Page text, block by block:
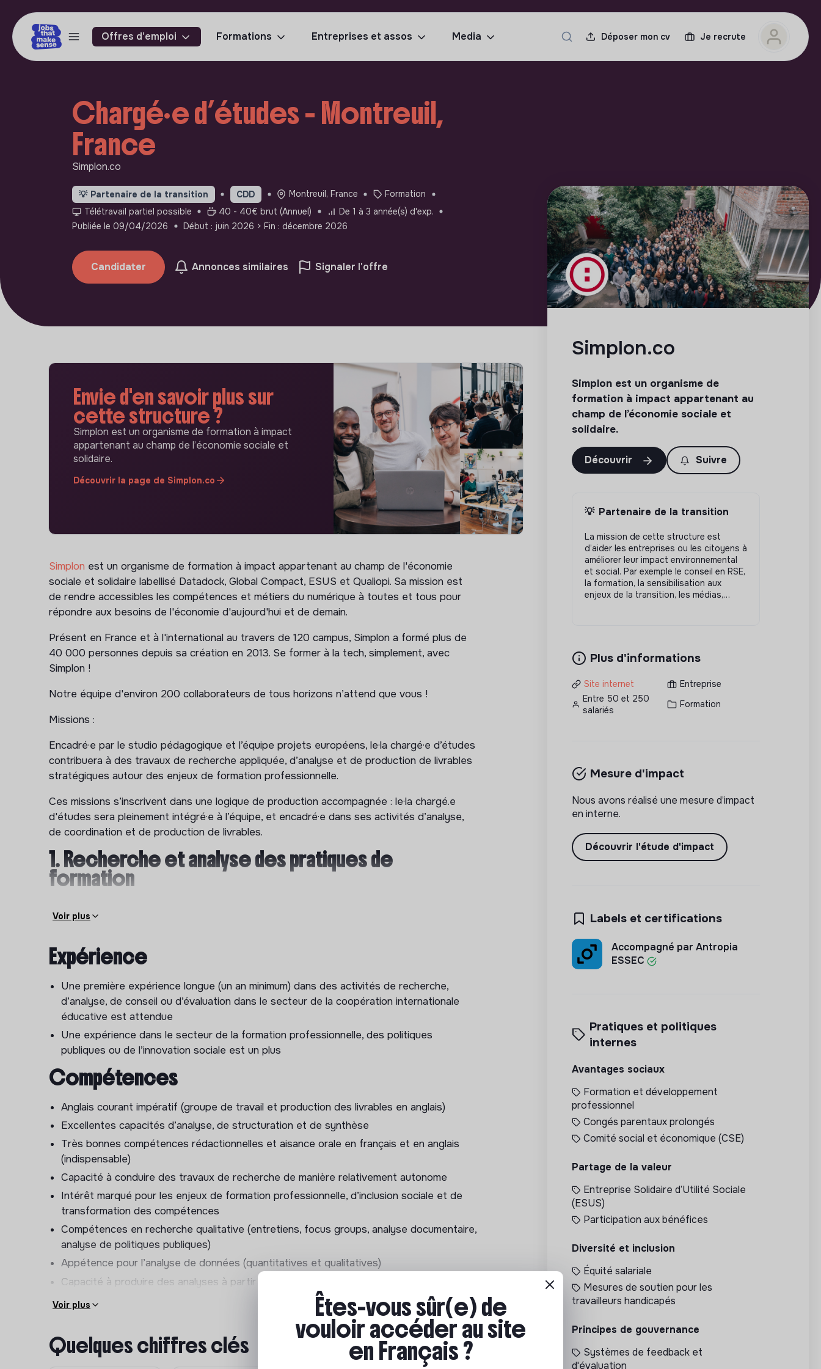
Offres d'emploi Formations Entreprises et assos Media Déposer mon cv Je recrute
Chargé·e d’études - Montreuil,
France
Simplon.co
💡 Partenaire de la transition CDD Montreuil, France
Formation
Télétravail partiel possible
40 - 40€ brut (Annuel)
De 1 à 3 année(s) d'exp.
Publiée le 09/04/2026
Début : juin 2026 > Fin : décembre 2026
Candidater Annonces similaires Signaler l'offre
Envie d'en savoir plus sur
cette structure ?
Simplon est un organisme de formation à impact
appartenant au champ de l’économie sociale et
solidaire.
Découvrir la page de Simplon.co
Simplon est un organisme de formation à impact appartenant au champ de l'économie
sociale et solidaire labellisé Datadock, Global Compact, ESUS et Qualiopi. Sa mission est
de rendre accessibles les compétences et métiers du numérique à toutes et tous pour
répondre aux besoins de l'économie d'aujourd'hui et de demain.
Présent en France et à l'international au travers de 120 campus, Simplon a formé plus de
40 000 personnes depuis sa création en 2013. Se former à la tech, simplement, avec
Simplon !
​Notre équipe d'environ 200 collaborateurs de tous horizons n’attend que vous !
Missions :
Encadré·e par le studio pédagogique et l’équipe projets européens, le·la chargé·e d’études
contribuera à des travaux de recherche appliquée, d’analyse et de production de livrables
stratégiques autour des enjeux de formation professionnelle.
Ces missions s’inscrivent dans une logique de production accompagnée : le·la chargé.e
d'études sera pleinement intégré·e à l’équipe, et encadré·e dans ses activités d’analyse,
de coordination et de production de livrables.
1. Recherche et analyse des pratiques de
formation
skilling / up-skilling) en France et en Europe
Analyser les liens entre offre de formation et besoins en compétences (marché du
Exploiter des jeux de données (bases de formation, données publiques, benchmarks
internationaux) pour enrichir les analyses
2. Structuration de cadres d’analyse et outils
dispositifs de formation
Participer à la conception d’outils de collecte, d’analyse et de suivi de données
Participer à l’automatisation de la collecte de données (ex : web scraping, extraction de
données ouvertes, veille structurée)
Appuyer la formalisation d’indicateurs (coût, insertion, inclusion, etc.)
3. Capitalisation et production de livrables
Synthétiser les résultats d’analyse sous forme de livrables tangibles: notes, rapports
ou supports de présentation
Identifier et formaliser des bonnes pratiques transférables
Contribuer à la production de recommandations stratégiques
Valoriser des analyses issues de données (visualisation, mise en récit, synthèses
4. Conception produit e-learning innovant tutoré
par IA et expérimentation
Participer à la conception ou à l’amélioration d’outils pédagogiques notamment des
Voir plus
Expérience
Une première expérience longue (un an minimum) dans des activités de recherche,
d’analyse, de conseil ou d’évaluation dans le secteur de la coopération internationale
éducative est attendue
Une expérience dans le secteur de la formation professionnelle, des politiques
publiques ou de l’innovation sociale est un plus
Compétences
Anglais courant impératif (groupe de travail et production des livrables en anglais)
Excellentes capacités d’analyse, de structuration et de synthèse
Très bonnes compétences rédactionnelles et aisance orale en français et en anglais
(indispensable)
Capacité à conduire des travaux de recherche de manière relativement autonome
Intérêt marqué pour les enjeux de formation professionnelle, d’inclusion sociale et de
transformation des compétences
Compétences en recherche qualitative (entretiens, focus groups, analyse documentaire,
analyse de politiques publiques)
Appétence pour l’analyse de données (quantitatives et qualitatives)
Capacité à produire des analyses à partir de données (tableaux, visualisations,
Une première expérience en collecte automatisée de données (web scraping, APIs,
Sensibilité aux enjeux de la donnée dans l’évaluation de dispositifs de formation ou de
Voir plus
Quelques chiffres clés
Simplon.co
Simplon est un organisme de
formation à impact appartenant au
champ de l’économie sociale et
solidaire.
Découvrir Suivre
💡 Partenaire de la transition
La mission de cette structure est
d’aider les entreprises ou les citoyens à
améliorer leur impact environnemental
et social. Par exemple le conseil en RSE,
la formation, la sensibilisation aux
enjeux de la transition, les médias,…
Plus d'informations
Site internet
Entreprise
Entre 50 et 250
salariés
Formation
Mesure d'impact
Nous avons réalisé une mesure d’impact
en interne.
Découvrir l'étude d'impact
Labels et certifications
Accompagné par Antropia
ESSEC
Pratiques et politiques
internes
Avantages sociaux
Formation et développement
professionnel
Congés parentaux prolongés
Comité social et économique (CSE)
Partage de la valeur
Entreprise Solidaire d’Utilité Sociale
(ESUS)
Participation aux bénéfices
Diversité et inclusion
Équité salariale
Mesures de soutien pour les
travailleurs handicapés
Principes de gouvernance
Systèmes de feedback et
d'évaluation
Êtes-vous sûr(e) de
vouloir accéder au site
en Français ?